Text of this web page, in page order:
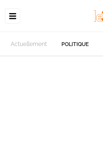
Actuellement POLITIQUE